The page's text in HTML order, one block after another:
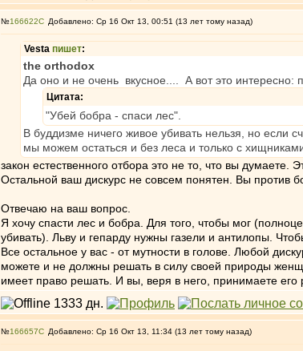
№166622 Добавлено: Ср 16 Окт 13, 00:51 (13 лет тому назад)
Vesta пишет:
the orthodox
Да оно и не очень вкусное.... А вот это интересно:
Цитата:
"Убей бобра - спаси лес".
В буддизме ничего живое убивать нельзя, но если
мы можем остаться и без леса и только с
закон естественного отбора это не то, что вы думаете.
Остальной ваш дискурс не совсем понятен. Вы против
Отвечаю на ваш вопрос.
Я хочу спасти лес и бобра. Для того, чтобы мог
убивать). Льву и гепарду нужны газели и антилопы.
Все остальное у вас - от мутности в голове. Любой
можете и не должны решать в силу своей природы
имеет право решать. И вы, веря в него, принимаете
№166657 Добавлено: Ср 16 Окт 13, 11:34 (13 лет тому назад)